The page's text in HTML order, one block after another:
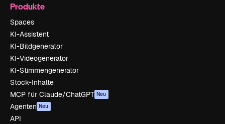
Produkte
Spaces
KI-Assistent
KI-Bildgenerator
KI-Videogenerator
KI-Stimmengenerator
Stock-Inhalte
MCP für Claude/ChatGPT Neu
Agenten Neu
API